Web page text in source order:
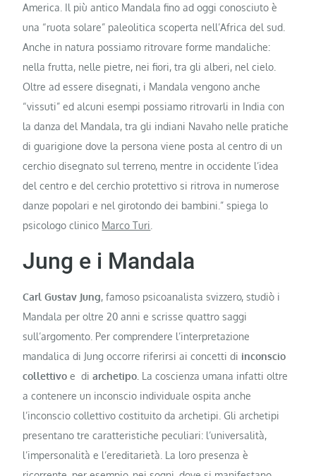
America. Il più antico Mandala fino ad oggi conosciuto è
una “ruota solare” paleolitica scoperta nell’Africa del sud.
Anche in natura possiamo ritrovare forme mandaliche:
nella frutta, nelle pietre, nei fiori, tra gli alberi, nel cielo.
Oltre ad essere disegnati, i Mandala vengono anche
“vissuti” ed alcuni esempi possiamo ritrovarli in India con
la danza del Mandala, tra gli indiani Navaho nelle pratiche
di guarigione dove la persona viene posta al centro di un
cerchio disegnato sul terreno, mentre in occidente l’idea
del centro e del cerchio protettivo si ritrova in numerose
danze popolari e nel girotondo dei bambini.” spiega lo
psicologo clinico Marco Turi
Jung e i Mandala
Carl Gustav Jung, famoso psicoanalista svizzero, studiò i
Mandala per oltre 20 anni e scrisse quattro saggi
sull’argomento. Per comprendere l’interpretazione
mandalica di Jung occorre riferirsi ai concetti di inconscio
collettivoe diarchetipo. La coscienza umana infatti oltre
a contenere un inconscio individuale ospita anche
l’inconscio collettivo costituito da archetipi. Gli archetipi
presentano tre caratteristiche peculiari: l’universalità,
l’impersonalità e l’ereditarietà. La loro presenza è